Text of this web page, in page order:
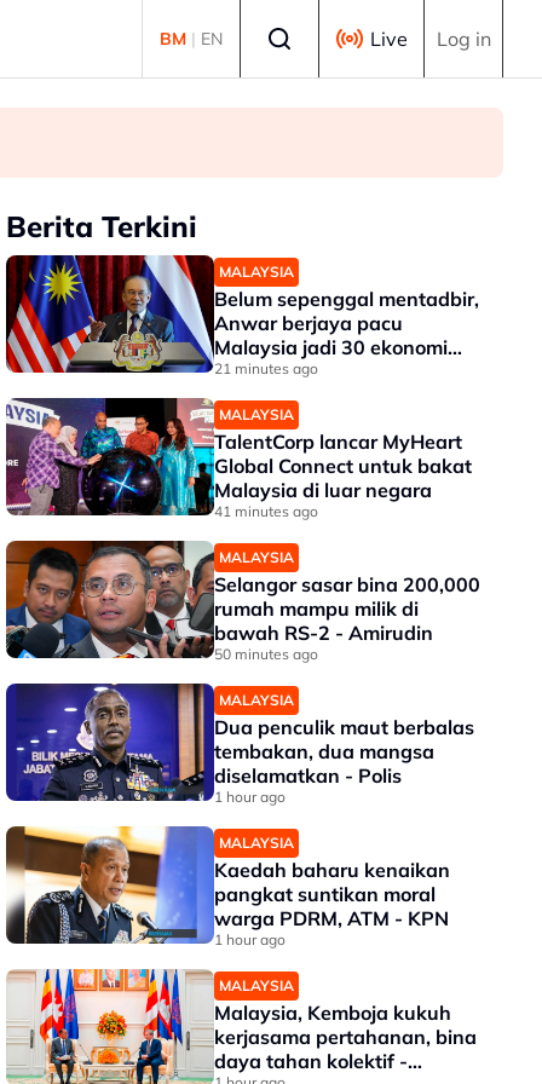
BM | EN Live Log in
Berita Terkini
MALAYSIA
Belum sepenggal mentadbir,
Anwar berjaya pacu
Malaysia jadi 30 ekonomi
terbesar dunia -
Penganalisis
21 minutes ago
MALAYSIA
TalentCorp lancar MyHeart
Global Connect untuk bakat
Malaysia di luar negara
41 minutes ago
MALAYSIA
Selangor sasar bina 200,000
rumah mampu milik di
bawah RS-2 - Amirudin
50 minutes ago
MALAYSIA
Dua penculik maut berbalas
tembakan, dua mangsa
diselamatkan - Polis
1 hour ago
MALAYSIA
Kaedah baharu kenaikan
pangkat suntikan moral
warga PDRM, ATM - KPN
1 hour ago
MALAYSIA
Malaysia, Kemboja kukuh
kerjasama pertahanan, bina
daya tahan kolektif -